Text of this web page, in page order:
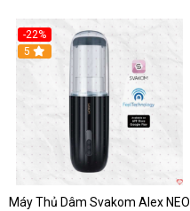
-22%
5
Máy Thủ Dâm Svakom Alex NEO